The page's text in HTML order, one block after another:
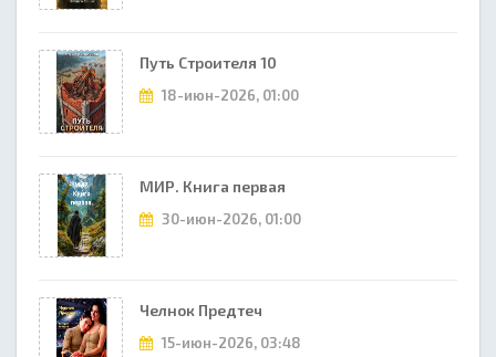
Путь Строителя 10
18-июн-2026, 01:00
МИР. Книга первая
30-июн-2026, 01:00
Челнок Предтеч
15-июн-2026, 03:48